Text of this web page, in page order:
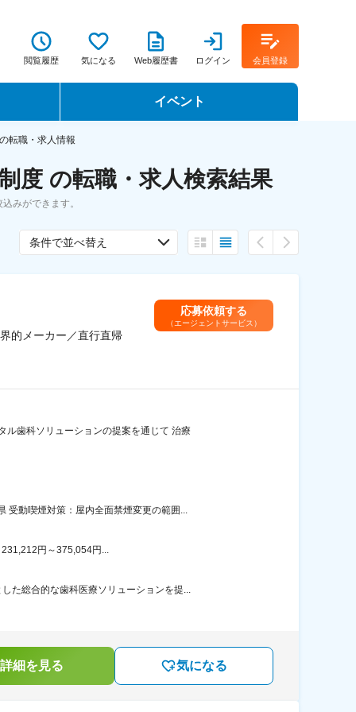
閲覧履歴 気になる Web履歴書 ログイン 会員登録
イベント
転職フェア
転職・求人情報
度 の転職・求人検索結果
みができます。
条件で並べ替え
的メーカー／直行直帰
応募依頼する
（エージェントサービス）
ル歯科ソリューションの提案を通じて 治療
動喫煙対策：屋内全面禁煙変更の範囲...
円～375,054円...
た総合的な歯科医療ソリューションを提...
細を見る 気になる